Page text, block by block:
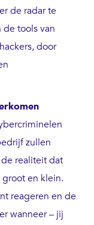
de radar te
tools van
door
zullen
realiteit dat
en klein.
reageren en de
wanneer – jij